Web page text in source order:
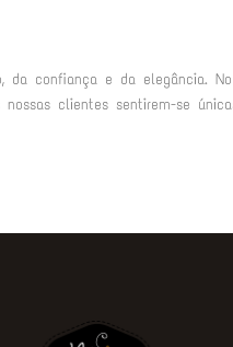
confiança e da elegância.
clientes sentirem-se